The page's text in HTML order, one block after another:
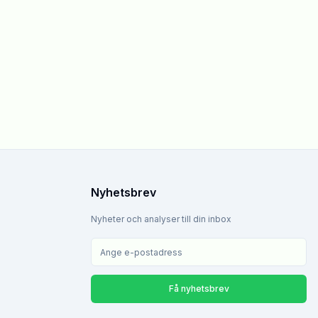
Nyhetsbrev
Nyheter och analyser till din inbox
Få nyhetsbrev